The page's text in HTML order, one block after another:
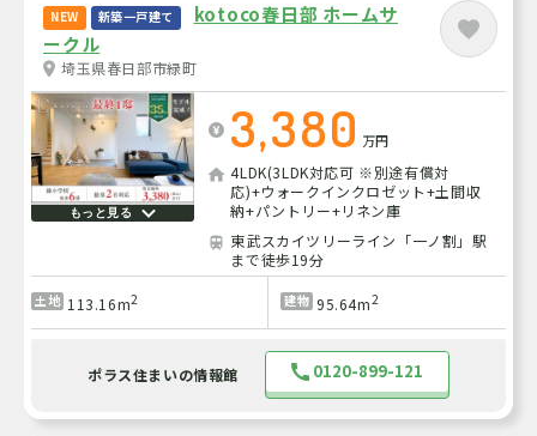
NEW 新築一戸建て
kotoco春日部 ホームサ
ークル
埼玉県春日部市緑町
もっと見る
3,380 万円
4LDK(3LDK対応可 ※別途有償対
応)+ウォークインクロゼット+土間収
納+パントリー+リネン庫
東武スカイツリーライン「一ノ割」駅
まで徒歩19分
土地 113.16m2 建物 95.64m2
ポラス住まいの情報館 0120-899-121